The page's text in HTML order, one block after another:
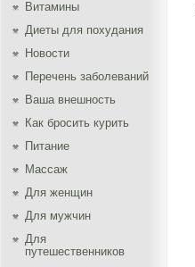
Витамины
Диеты для похудания
Новости
Перечень заболеваний
Ваша внешность
Как бросить курить
Питание
Массаж
Для женщин
Для мужчин
Для
путешественников